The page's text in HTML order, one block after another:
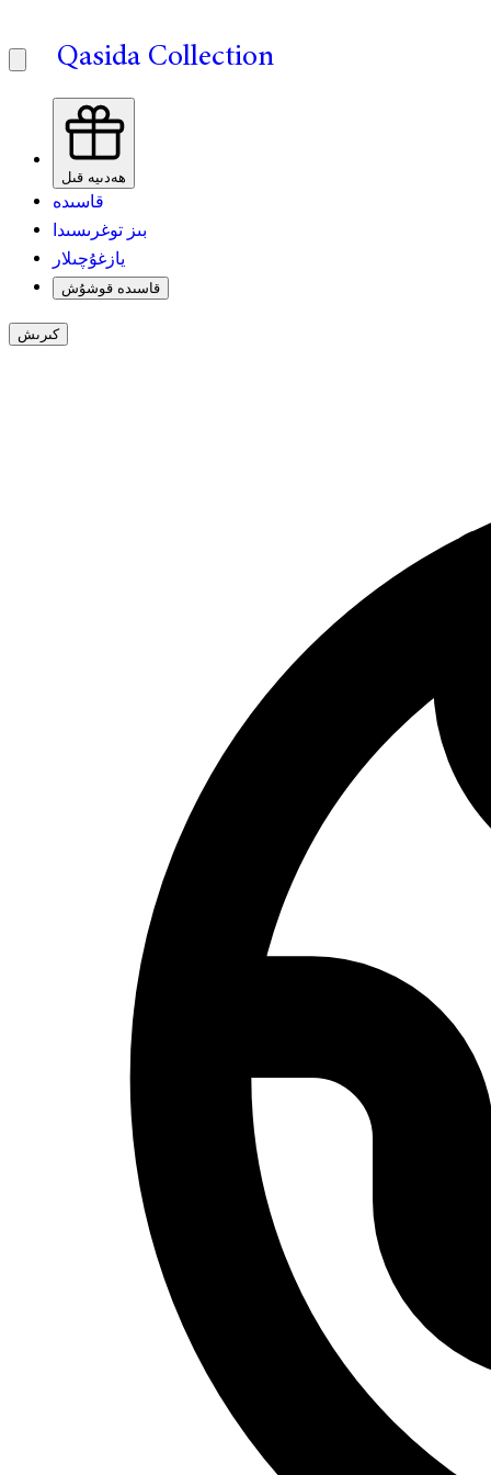
Qasida Collection
ھەدىيە قىل
قاسىدە
بىز توغرىسىدا
يازغۇچىلار
قاسىدە قوشۇش
كىرىش